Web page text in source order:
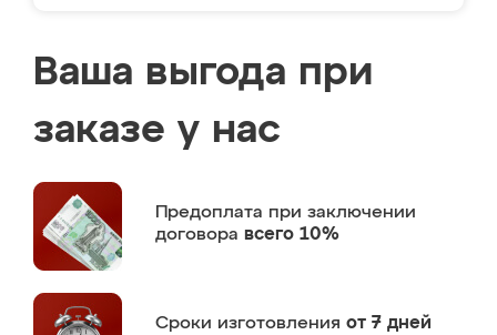
Ваша выгода при
заказе у нас
Предоплата при заключении
договора всего 10%
Сроки изготовления от 7 дней